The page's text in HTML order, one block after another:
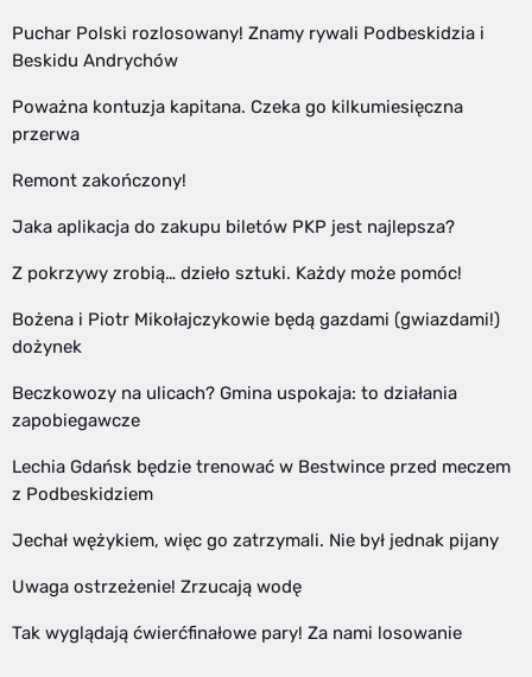
Puchar Polski rozlosowany! Znamy rywali Podbeskidzia i
Beskidu Andrychów
Poważna kontuzja kapitana. Czeka go kilkumiesięczna
przerwa
Remont zakończony!
Jaka aplikacja do zakupu biletów PKP jest najlepsza?
Z pokrzywy zrobią… dzieło sztuki. Każdy może pomóc!
Bożena i Piotr Mikołajczykowie będą gazdami (gwiazdami!)
dożynek
Beczkowozy na ulicach? Gmina uspokaja: to działania
zapobiegawcze
Lechia Gdańsk będzie trenować w Bestwince przed meczem
z Podbeskidziem
Jechał wężykiem, więc go zatrzymali. Nie był jednak pijany
Uwaga ostrzeżenie! Zrzucają wodę
Tak wyglądają ćwierćfinałowe pary! Za nami losowanie